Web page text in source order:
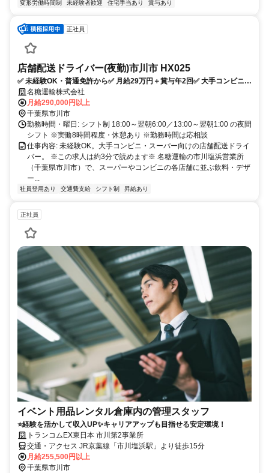
変形労働時間制 未経験者歓迎 住宅手当あり 賞与あり
正社員
店舗配送ドライバー(夜勤)市川市 HX025
✅️ 未経験OK・普通免許から✅️ 月給29万円＋賞与年2回✅️ 大手コンビニの
店舗配送✅️ 資格取得支援で中型・大型も
名糖運輸株式会社
月給290,000円以上
千葉県市川市
勤務時間・曜日: シフト制 18:00～翌朝6:00／13:00～翌朝1:00 の夜間
シフト ※実働8時間程度・休憩あり ※勤務時間は応相談
仕事内容: 未経験OK。大手コンビニ・スーパー向けの店舗配送ドライ
バー。 ※この求人は約3分で読めます※ 名糖運輸の市川塩浜営業所
（千葉県市川市）で、スーパーやコンビニの各店舗に並ぶ飲料・デザ
ー...
社員登用あり 交通費支給 シフト制 昇給あり
正社員
イベント用品レンタル倉庫内の管理スタッフ
⭐経験を活かして収入UP✨キャリアアップも目指せる安定環境！
トランコムEX東日本 市川第2事業所
交通・アクセス JR京葉線「市川塩浜駅」より徒歩15分
月給255,500円以上
千葉県市川市